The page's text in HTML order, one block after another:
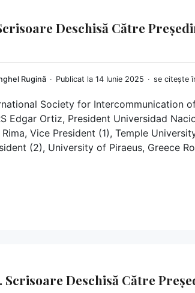
Deschisă Către
Rugină Publicat la 14 Iunie 2025 se citește
Society for Intercommunication
Edgar Ortiz, President Universidad
Vice President (1), Temple
(2), University of Piraeus, Greece
Scrisoare Deschisă Către